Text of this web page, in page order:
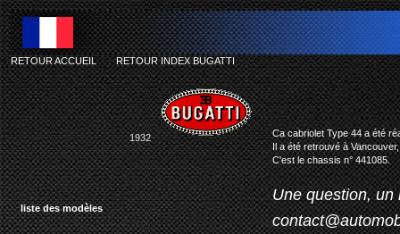
liste des modèles
RETOUR ACCUEIL-RETOUR INDEX BUGATTI
1932
Ca cabriolet Type 44 a été
Il a été retrouvé à
C'est le chassis n° 441085.
Une question, un